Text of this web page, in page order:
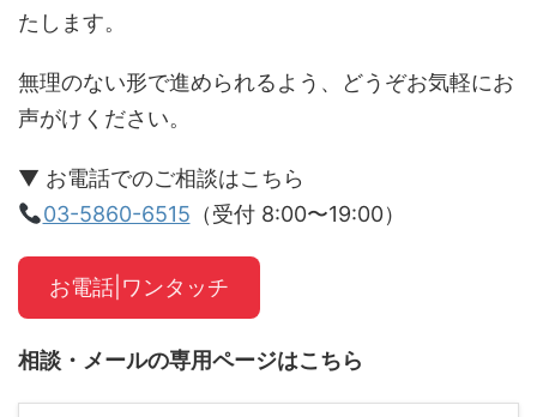
たします。
無理のない形で進められるよう、どうぞお気軽にお
声がけください。
▼ お電話でのご相談はこちら
03-5860-6515 （受付 8:00〜19:00）
お電話|ワンタッチ
相談・メールの専用ページはこちら